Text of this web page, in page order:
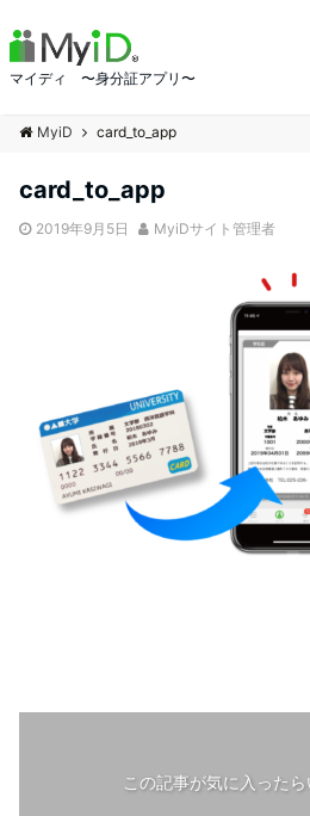
マイディ 〜身分証アプリ〜
MyiD card_to_app
card_to_app
2019年9月5日 MyiDサイト管理者
この記事が気に入った